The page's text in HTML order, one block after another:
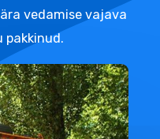
vedamise vajava
pakkinud.